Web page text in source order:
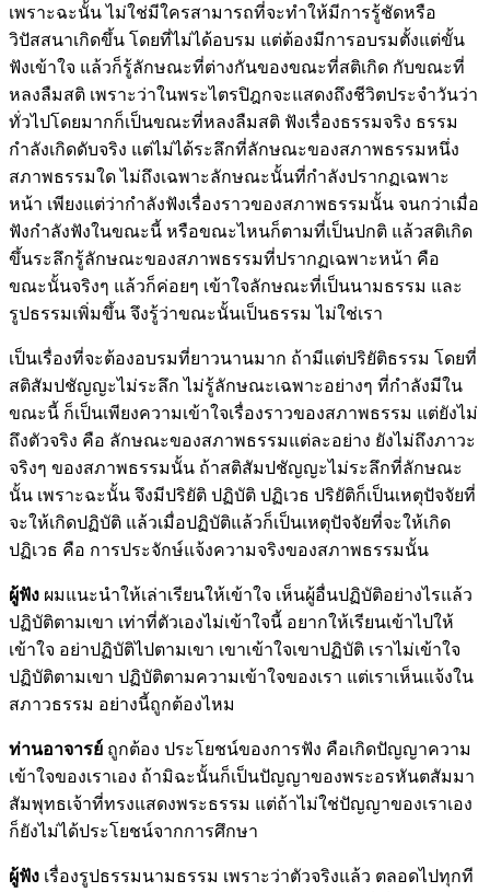
เพราะฉะนั้น ไม่ใช่มีใครสามารถที่จะทำให้มีการรู้ชัดหรือ
วิปัสสนาเกิดขึ้น โดยที่ไม่ได้อบรม แต่ต้องมีการอบรมตั้งแต่ขั้น
ฟังเข้าใจ แล้วก็รู้ลักษณะที่ต่างกันของขณะที่สติเกิด กับขณะที่
หลงลืมสติ เพราะว่าในพระไตรปิฎกจะแสดงถึงชีวิตประจำวันว่า
ทั่วไปโดยมากก็เป็นขณะที่หลงลืมสติ ฟังเรื่องธรรมจริง ธรรม
กำลังเกิดดับจริง แต่ไม่ได้ระลึกที่ลักษณะของสภาพธรรมหนึ่ง
สภาพธรรมใด ไม่ถึงเฉพาะลักษณะนั้นที่กำลังปรากฏเฉพาะ
หน้า เพียงแต่ว่ากำลังฟังเรื่องราวของสภาพธรรมนั้น จนกว่าเมื่อ
ฟังกำลังฟังในขณะนี้ หรือขณะไหนก็ตามที่เป็นปกติ แล้วสติเกิด
ขึ้นระลึกรู้ลักษณะของสภาพธรรมที่ปรากฏเฉพาะหน้า คือ
ขณะนั้นจริงๆ แล้วก็ค่อยๆ เข้าใจลักษณะที่เป็นนามธรรม และ
รูปธรรมเพิ่มขึ้น จึงรู้ว่าขณะนั้นเป็นธรรม ไม่ใช่เรา
เป็นเรื่องที่จะต้องอบรมที่ยาวนานมาก ถ้ามีแต่ปริยัติธรรม โดยที่
สติสัมปชัญญะไม่ระลึก ไม่รู้ลักษณะเฉพาะอย่างๆ ที่กำลังมีใน
ขณะนี้ ก็เป็นเพียงความเข้าใจเรื่องราวของสภาพธรรม แต่ยังไม่
ถึงตัวจริง คือ ลักษณะของสภาพธรรมแต่ละอย่าง ยังไม่ถึงภาวะ
จริงๆ ของสภาพธรรมนั้น ถ้าสติสัมปชัญญะไม่ระลึกที่ลักษณะ
นั้น เพราะฉะนั้น จึงมีปริยัติ ปฏิบัติ ปฏิเวธ ปริยัติก็เป็นเหตุปัจจัยที่
จะให้เกิดปฏิบัติ แล้วเมื่อปฏิบัติแล้วก็เป็นเหตุปัจจัยที่จะให้เกิด
ปฏิเวธ คือ การประจักษ์แจ้งความจริงของสภาพธรรมนั้น
ผู้ฟัง ผมแนะนำให้เล่าเรียนให้เข้าใจ เห็นผู้อื่นปฏิบัติอย่างไรแล้ว
ปฏิบัติตามเขา เท่าที่ตัวเองไม่เข้าใจนี้ อยากให้เรียนเข้าไปให้
เข้าใจ อย่าปฏิบัติไปตามเขา เขาเข้าใจเขาปฏิบัติ เราไม่เข้าใจ
ปฏิบัติตามเขา ปฏิบัติตามความเข้าใจของเรา แต่เราเห็นแจ้งใน
สภาวธรรม อย่างนี้ถูกต้องไหม
ท่านอาจารย์ ถูกต้อง ประโยชน์ของการฟัง คือเกิดปัญญาความ
เข้าใจของเราเอง ถ้ามิฉะนั้นก็เป็นปัญญาของพระอรหันตสัมมา
สัมพุทธเจ้าที่ทรงแสดงพระธรรม แต่ถ้าไม่ใช่ปัญญาของเราเอง
ก็ยังไม่ได้ประโยชน์จากการศึกษา
ผู้ฟัง เรื่องรูปธรรมนามธรรม เพราะว่าตัวจริงแล้ว ตลอดไปทุกที